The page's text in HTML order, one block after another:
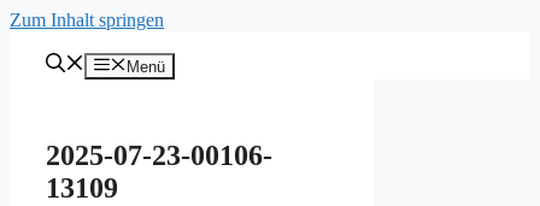
Zum Inhalt springen
Menü
2025-07-23-00106-
13109